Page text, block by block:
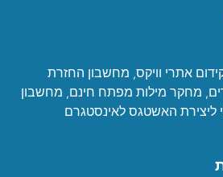
אתרי וויקס, מחשבון החזרת
, מחקר מילות מפתח חינם, מחשבון
ליצירת האשטגס לאינסטגרם